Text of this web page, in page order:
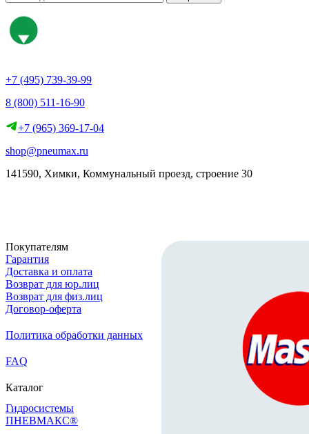
+7 (495) 739-39-99
8 (800) 511-16-90
+7 (965) 369-17-04
shop@pneumax.ru
141590, Химки, Коммунальный проезд, строение 30
Покупателям
Гарантия
Доставка и оплата
Возврат для юр.лиц
Возврат для физ.лиц
Договор-оферта
Политика обработки данных
FAQ
Каталог
Гидросистемы
ПНЕВМАКС®